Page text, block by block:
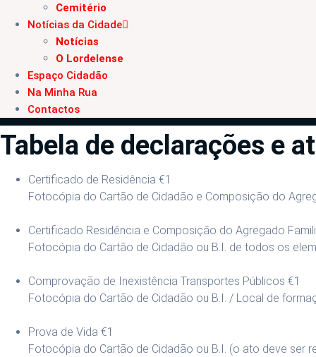
Cemitério
Notícias da Cidade
Notícias
O Lordelense
Espaço Cidadão
Na Minha Rua
Contactos
Tabela de declarações e
Certificado de Residência €1
Fotocópia do Cartão de Cidadão e Composição do
Certificado Residência e Composição do Agregado
Fotocópia do Cartão de Cidadão ou B.I. de todos os
Comprovação de Inexistência Transportes Públicos €1
Fotocópia do Cartão de Cidadão ou B.I. / Local de
Prova de Vida €1
Fotocópia do Cartão de Cidadão ou B.I. (o ato deve ser